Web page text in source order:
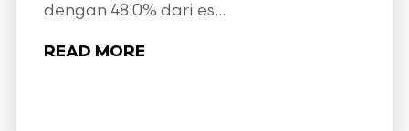
dengan 48.0% dari es...
READ MORE